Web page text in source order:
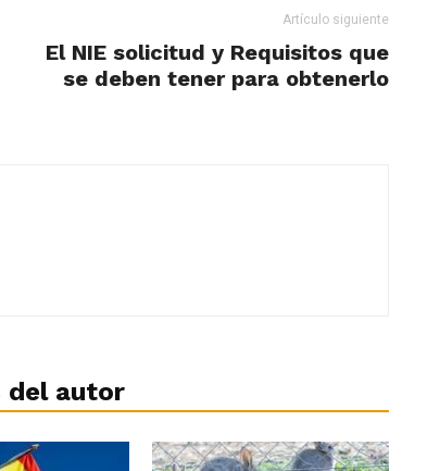
Artículo siguiente
El NIE solicitud y Requisitos que
se deben tener para obtenerlo
del autor